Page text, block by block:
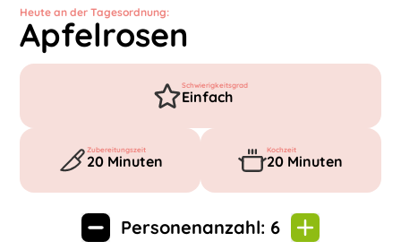
Heute an der Tagesordnung:
Apfelrosen
Schwierigkeitsgrad
Einfach
Zubereitungszeit
20Minuten
Kochzeit
20 Minuten
Personenanzahl: 6